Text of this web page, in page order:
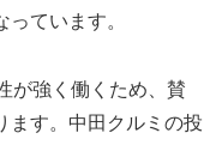
ています。
が強く働くため、賛
ます。中田クルミの投